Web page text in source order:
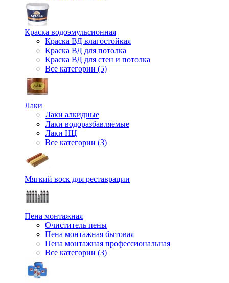
Краска водоэмульсионная
Краска ВД влагостойкая
Краска ВД для потолка
Краска ВД для стен и потолка
Все категории (5)
Лаки
Лаки алкидные
Лаки водоразбавляемые
Лаки НЦ
Все категории (3)
Мягкий воск для реставрации
Пена монтажная
Очиститель пены
Пена монтажная бытовая
Пена монтажная профессиональная
Все категории (3)